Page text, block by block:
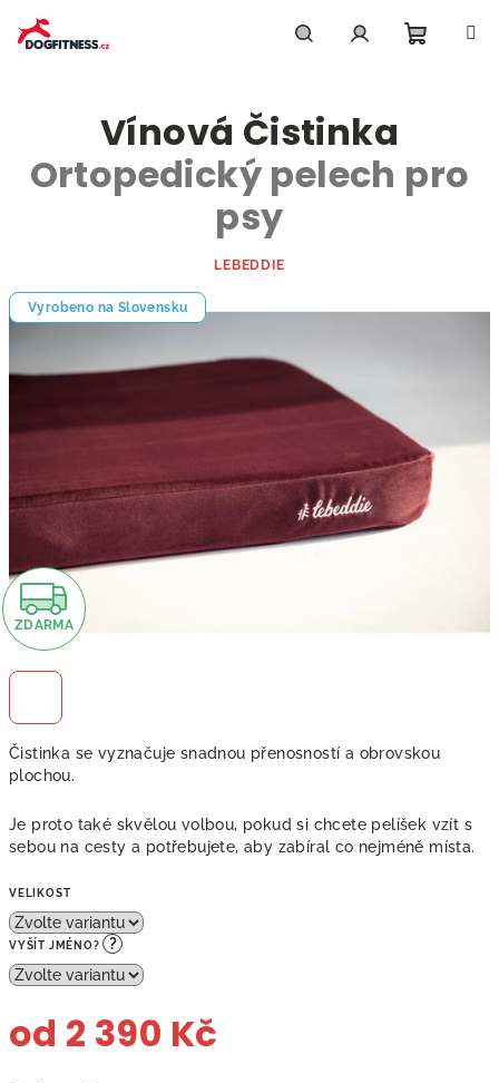
obsah
Čistinka se vyznačuje snadnou přenosností a obrovskou
plochou.
Je proto také skvělou volbou, pokud si chcete pelíšek vzít s
sebou na cesty a potřebujete, aby zabíral co nejméně místa.
VELIKOST
VYŠÍT JMÉNO? ?
od 2 390 Kč
Vínová Čistinka
Ortopedický pelech pro
psy
LEBEDDIE
Vyrobeno na Slovensku
Z
D
R
M
A
ZDARMA